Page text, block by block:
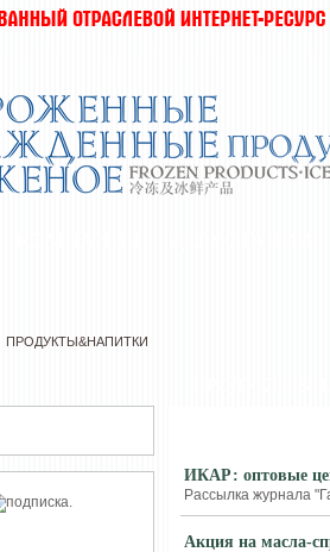
ПРОДУКТЫ&НАПИТКИ
ИКАР: оптовые
Рассылка журнала
Акция на масла-